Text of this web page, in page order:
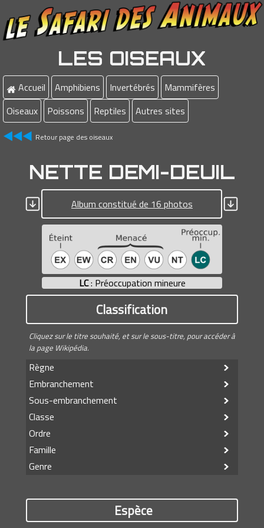
LES OISEAUX
Accueil Amphibiens Invertébrés
Mammifères
Oiseaux
Poissons Reptiles Autres sites
Retour page des oiseaux
NETTE DEMI-DEUIL
Album constitué de 16 photos
LC: Préoccupation mineure
Classification
Cliquez sur le titre souhaité, et sur le sous-titre, pour accéder à
la page Wikipédia.
Règne
Embranchement
Sous-embranchement
Classe
Ordre
Famille
Genre
Espèce